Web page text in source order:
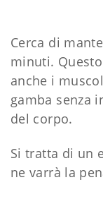
Cerca di
minuti.
anche i
gamba senza
del corpo.
Si tratta di un
ne varrà la